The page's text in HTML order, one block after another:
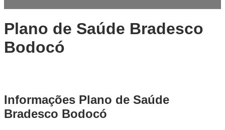
Plano de Saúde Bradesco
Bodocó
Informações Plano de Saúde
Bradesco Bodocó